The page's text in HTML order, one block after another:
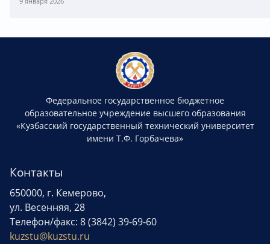
Федеральное государственное бюджетное
образовательное учреждение высшего образования
«Кузбасский государственный технический университет
имени Т.Ф. Горбачева»
Контакты
650000, г. Кемерово,
ул. Весенняя, 28
Телефон/факс: 8 (3842) 39-69-60
kuzstu@kuzstu.ru